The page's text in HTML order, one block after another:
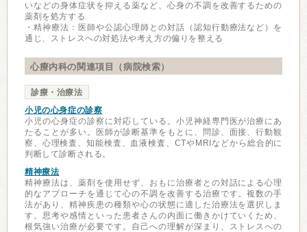
いなどの身体症状を抑える薬など、心身の不調を改善するための
薬剤を処方する
・精神療法：医師や公認心理師との対話（認知行動療法など）を
通じ、ストレスへの対処法や考え方の偏りを整える
心療内科の関連項目（病院検索）
診療・治療法
小児の心身症の診察
小児の心身症の診察に対応している。小児神経専門医が治療にあ
たることが多い。医師が診断基準をもとに、問診、面接、行動観
察、心理検査、知能検査、血液検査、CTやMRIなどから総合的に
判断して診断される。
精神療法
精神療法は、薬剤を使用せず、おもに治療者との対話による心理
的なアプローチを通じて心の不調を改善する治療です。複数の手
法があり、精神疾患の種類や心の状態に適した治療法を選択しま
す。思考や感情といった患者さんの内面に働きかけていくため、
根気強い治療が必要です。自己への理解が深まり、ストレスへの